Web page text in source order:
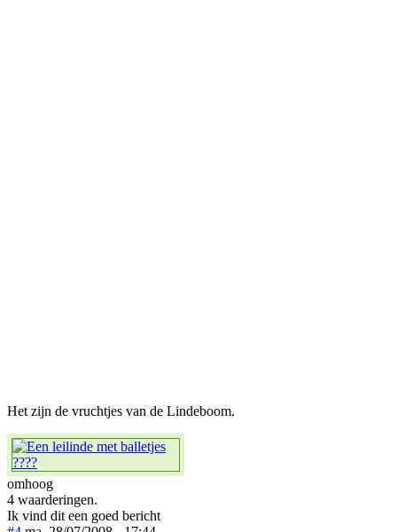
Het zijn de vruchtjes van de Lindeboom.
omhoog
4 waarderingen.
Ik vind dit een goed bericht